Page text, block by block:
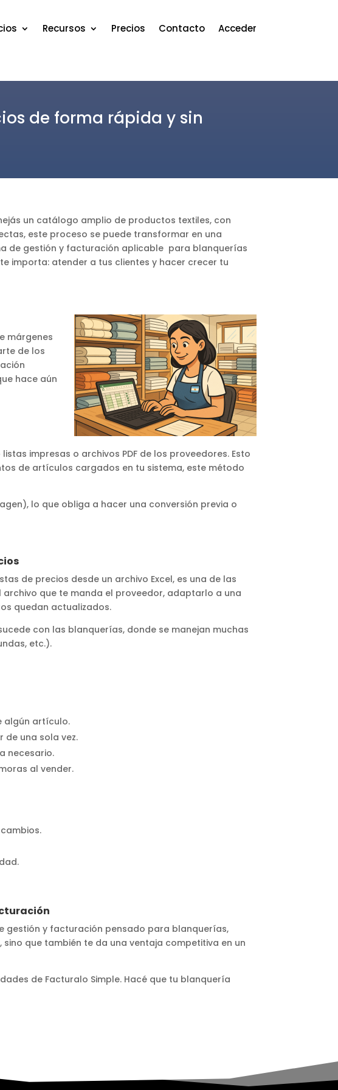
Recursos Precios Contacto Acceder
de forma rápida y sin
un catálogo amplio de productos textiles, con
este proceso se puede transformar en una
de gestión y facturación aplicable para blanquerías
importa: atender a tus clientes y hacer crecer tu
márgenes
de los
hace aún
impresas o archivos PDF de los proveedores. Esto
de artículos cargados en tu sistema, este método
lo que obliga a hacer una conversión previa o
de precios desde un archivo Excel, es una de las
que te manda el proveedor, adaptarlo a una
quedan actualizados.
con las blanquerías, donde se manejan muchas
etc.).
algún artículo.
una sola vez.
necesario.
al vender.
gestión y facturación pensado para blanquerías,
que también te da una ventaja competitiva en un
de Facturalo Simple. Hacé que tu blanquería